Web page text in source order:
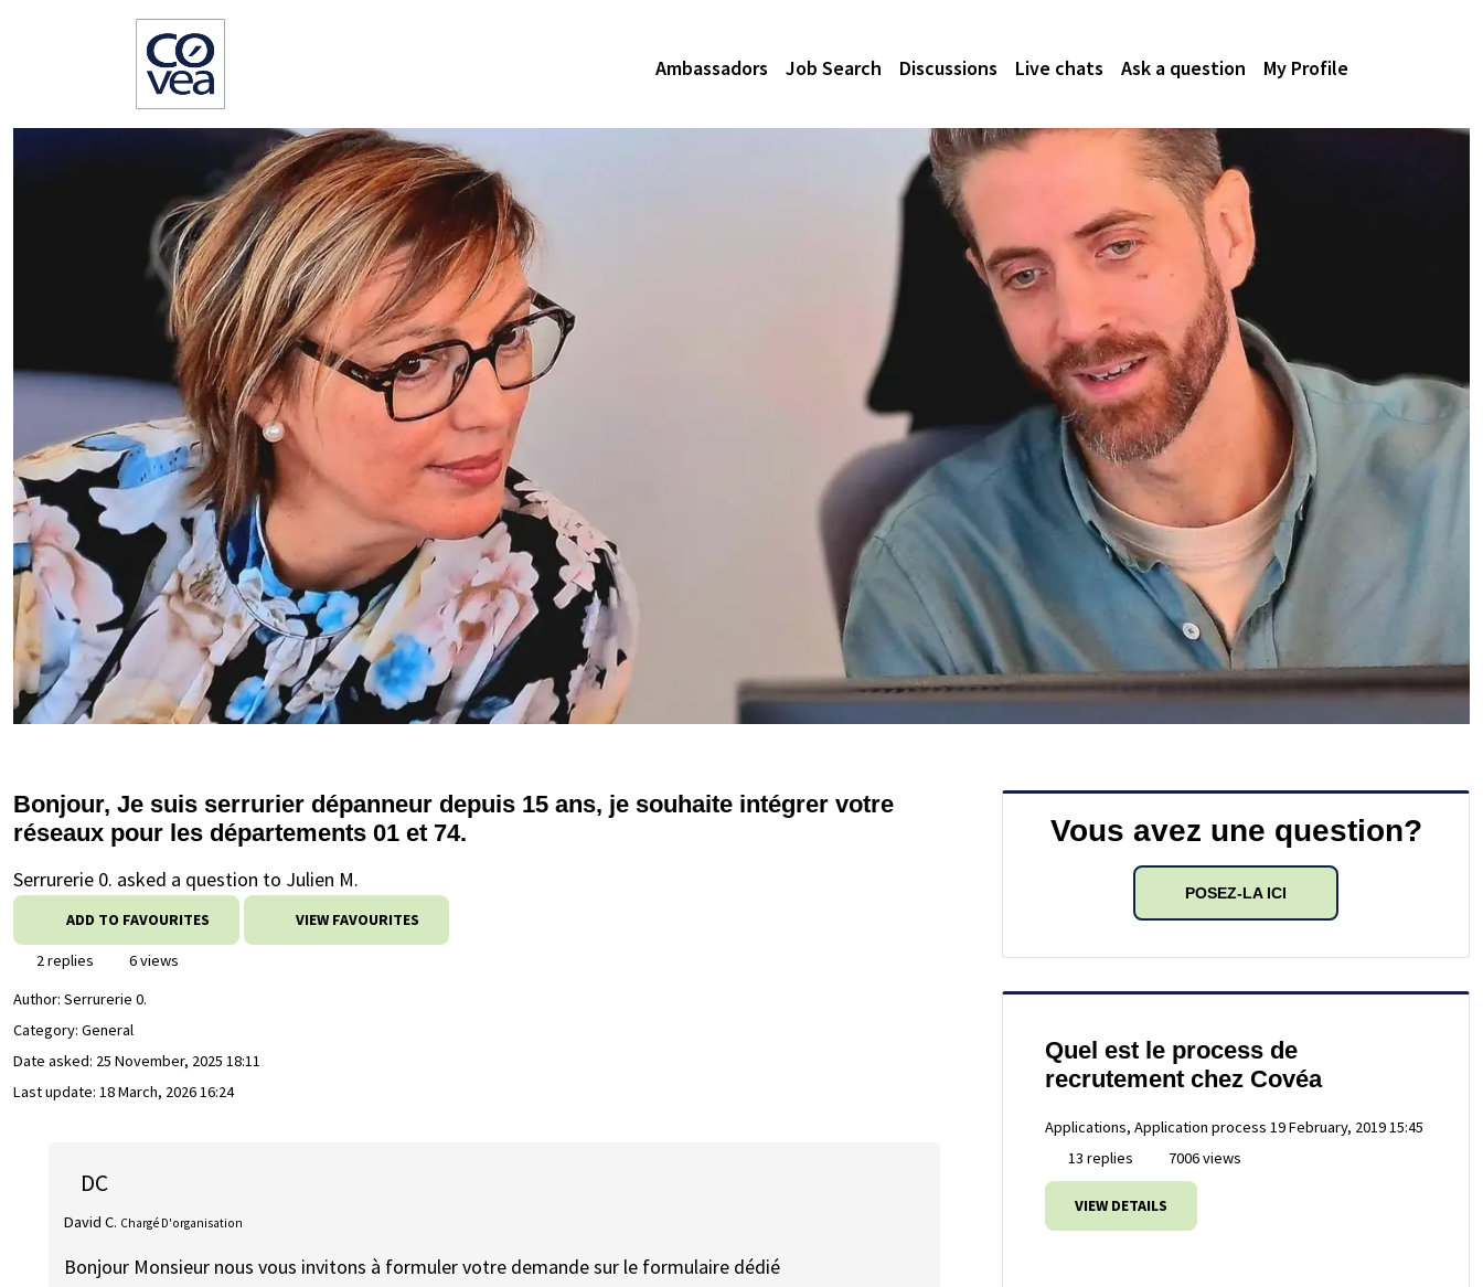
Ambassadors Job Search Discussions Live chats Ask a question My Profile
Bonjour, Je suis serrurier dépanneur depuis 15 ans, je souhaite intégrer votre
réseaux pour les départements 01 et 74.
Serrurerie 0. asked a question to Julien M.
ADD TO FAVOURITES VIEW FAVOURITES
2 replies
6 views
Author: Serrurerie 0.
Category: General
Date asked: 25 November, 2025 18:11
Last update: 18 March, 2026 16:24
DC
David C. Chargé D'organisation
Bonjour Monsieur nous vous invitons à formuler votre demande sur le formulaire dédié
Vous avez une question?
POSEZ-LA ICI
Quel est le process de
recrutement chez Covéa
Applications, Application process 19 February, 2019 15:45
13 replies
7006 views
VIEW DETAILS